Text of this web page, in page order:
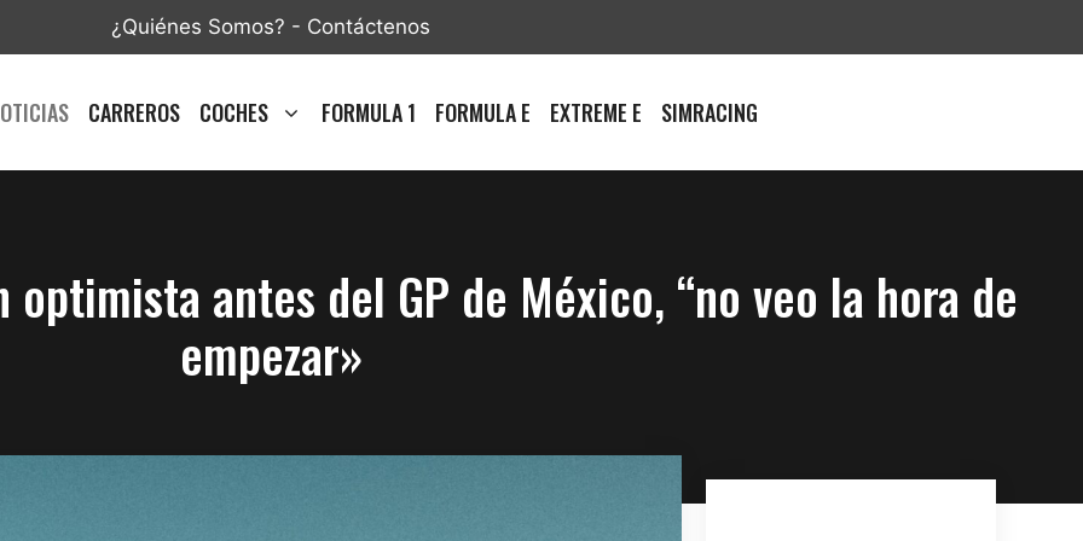
¿Quiénes Somos? - Contáctenos
CARREROS COCHES FORMULA 1 FORMULA E EXTREME E SIMRACING
optimista antes del GP de México, “no veo la hora de
empezar»